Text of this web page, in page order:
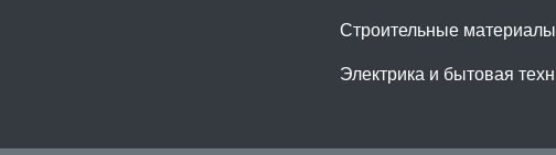
Строительные материалы
Электрика и бытовая